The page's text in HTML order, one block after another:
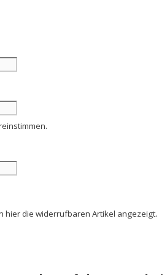
hier die widerrufbaren Artikel angezeigt.